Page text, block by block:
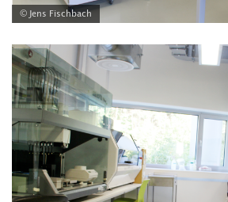
© Jens Fischbach